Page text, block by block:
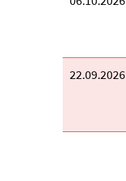
Beginn:
22.09.2026